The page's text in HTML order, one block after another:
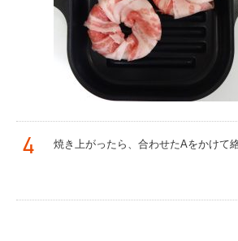
4 焼き上がったら、合わせたAをかけて絡